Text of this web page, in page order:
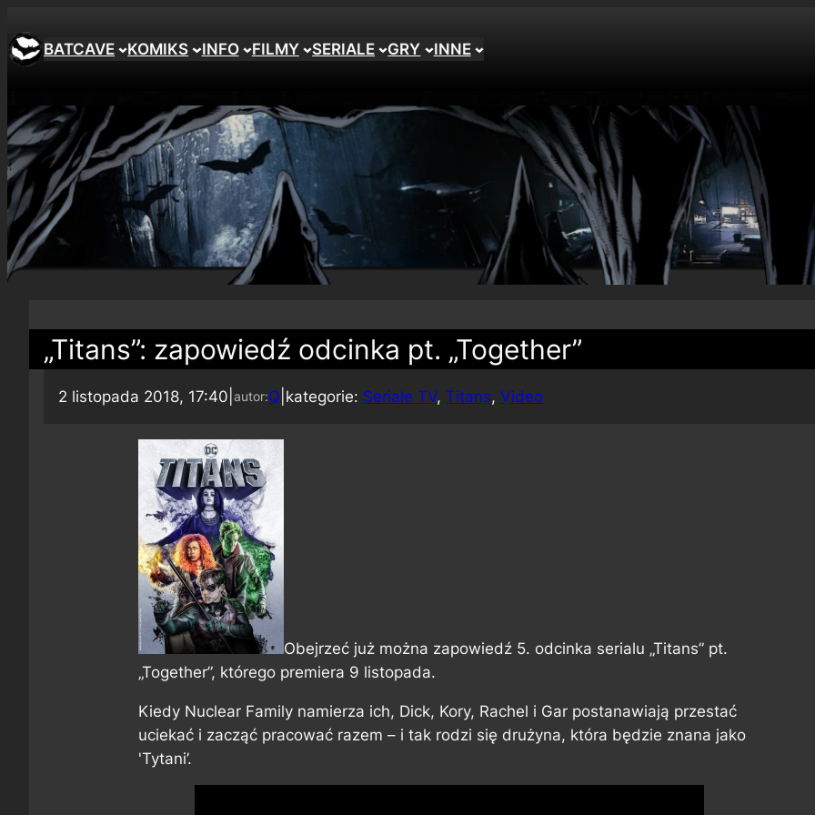
BATCAVE KOMIKS INFO FILMY SERIALE GRY INNE
„Titans”: zapowiedź odcinka pt. „Together”
2 listopada 2018, 17:40 autor:Q kategorie: Seriale TV, Titans, Video
Obejrzeć już można zapowiedź 5. odcinka serialu „Titans” pt.
„Together”, którego premiera 9 listopada.
Kiedy Nuclear Family namierza ich, Dick, Kory, Rachel i Gar postanawiają przestać
uciekać i zacząć pracować razem – i tak rodzi się drużyna, która będzie znana jako
'Tytani’.